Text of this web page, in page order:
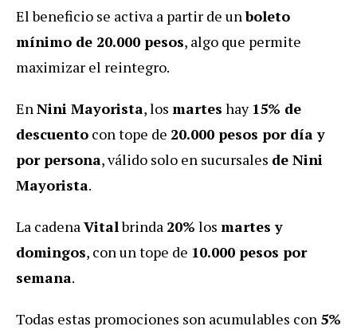
El beneficio se activa a partir de unboleto
mínimo de 20.000 pesos, algo que permite
maximizar el reintegro.
EnNini Mayorista, los martes hay 15% de
descuento con tope de 20.000 pesos por día y
por persona, válido solo en sucursales de Nini
Mayorista.
La cadenaVitalbrinda 20% los martes y
domingos, con un tope de 10.000 pesos por
semana.
Todas estas promociones son acumulables con 5%